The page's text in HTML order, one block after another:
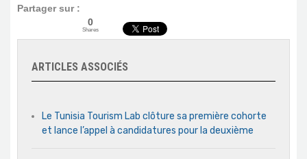
Partager sur :
0
Shares
ARTICLES ASSOCIÉS
Le Tunisia Tourism Lab clôture sa première cohorte
et lance l’appel à candidatures pour la deuxième